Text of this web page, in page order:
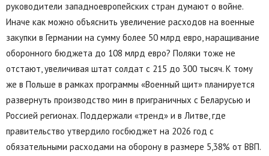
руководители западноевропейских стран думают о войне.
Иначе как можно объяснить увеличение расходов на военные
закупки в Германии на сумму более 50 млрд евро, наращивание
оборонного бюджета до 108 млрд евро? Поляки тоже не
отстают, увеличивая штат солдат с 215 до 300 тысяч. К тому
же в Польше в рамках программы «Военный щит» планируется
развернуть производство мин в приграничных с Беларусью и
Россией регионах. Поддержали «тренд» и в Литве, где
правительство утвердило госбюджет на 2026 год с
обязательными расходами на оборону в размере 5,38% от ВВП.